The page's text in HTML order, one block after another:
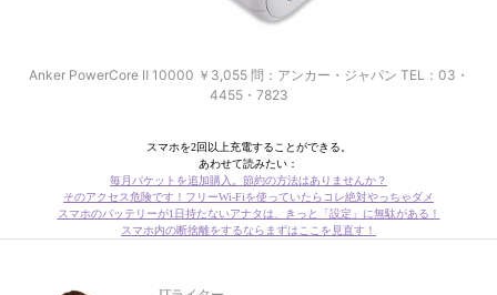
Anker PowerCore Ⅱ 10000 ￥3,055 問：アンカー・ジャパン TEL：03・
4455・7823
スマホを2回以上充電することができる。
あわせて読みたい：
毎月パケットを追加購入。節約の方法はありませんか？
そのアクセス危険です！フリーWi-Fiを使っていたらコレ絶対やっちゃダメ
スマホのバッテリーが1日持たないアナタは、きっと「設定」に無駄がある！
スマホ内の断捨離をするならまずはここを見直す！